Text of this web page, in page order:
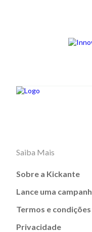
Saiba Mais
Sobre a Kickante
Lance uma
Termos e condições
Privacidade